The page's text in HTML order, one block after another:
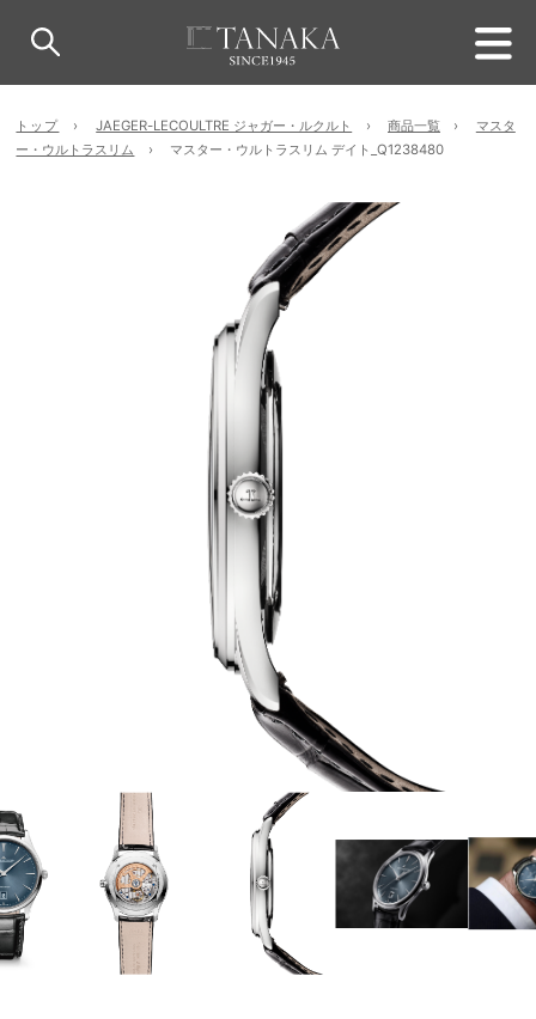
トップ JAEGER-LECOULTRE ジャガー・ルクルト 商品一覧
マスタ
ー・ウルトラスリム
マスター・ウルトラスリム デイト_Q1238480